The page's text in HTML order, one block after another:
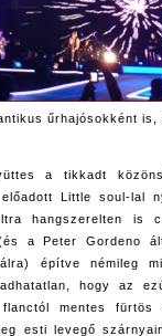
űrhajósokként is,
a tikkadt
Little soul-lal
hangszerelten is
a Peter Gordeno
építve némileg
hogy az
mentes fürtös
esti levegő